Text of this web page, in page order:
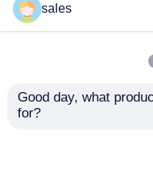
μανόμετρο οργάνων
ελέγχου πίεσης
sales
Good day, what
for?